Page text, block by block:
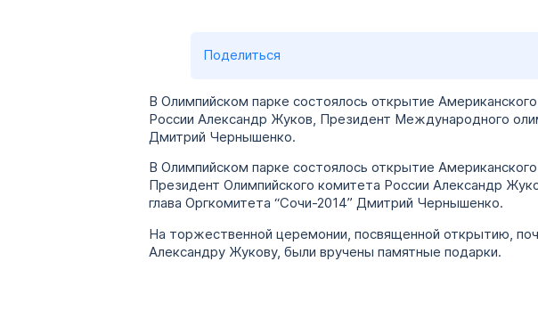
Поделиться
В Олимпийском парке состоялось открытие
России Александр Жуков, Президент Международного
Дмитрий Чернышенко.
В Олимпийском парке состоялось открытие
Президент Олимпийского комитета России Александр
глава Оргкомитета “Сочи-2014” Дмитрий Чернышенко.
На торжественной церемонии, посвященной открытию,
Александру Жукову, были вручены памятные подарки.